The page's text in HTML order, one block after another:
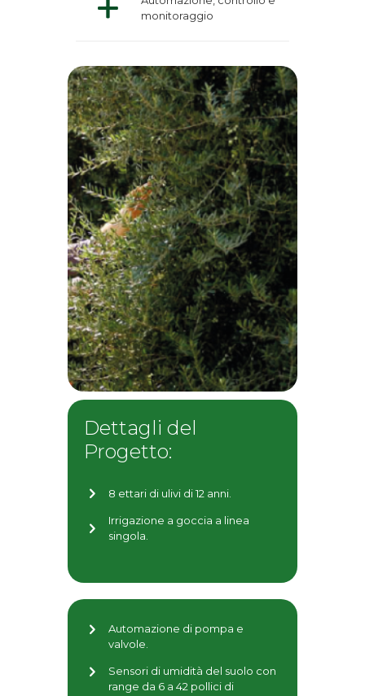
monitoraggio
Dettagli del
Progetto:
8 ettari di ulivi di 12 anni.
Irrigazione a goccia a linea
singola.
Automazione di pompa e
valvole.
Sensori di umidità del suolo con
range da 6 a 42 pollici di